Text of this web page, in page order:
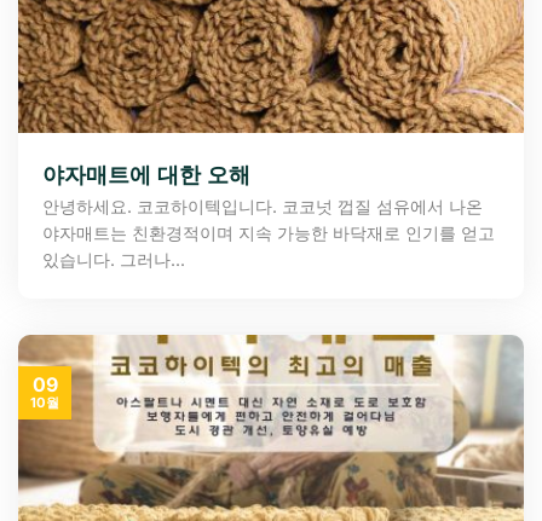
야자매트에 대한 오해
안녕하세요. 코코하이텍입니다. 코코넛 껍질 섬유에서 나온
야자매트는 친환경적이며 지속 가능한 바닥재로 인기를 얻고
있습니다. 그러나...
09
10월